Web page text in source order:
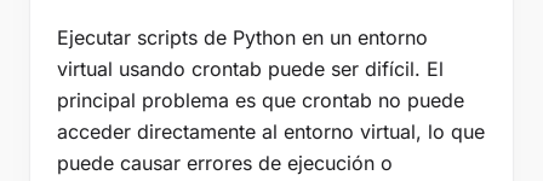
Ejecutar scripts de Python en un entorno
virtual usando crontab puede ser difícil. El
principal problema es que crontab no puede
acceder directamente al entorno virtual, lo que
puede causar errores de ejecución o